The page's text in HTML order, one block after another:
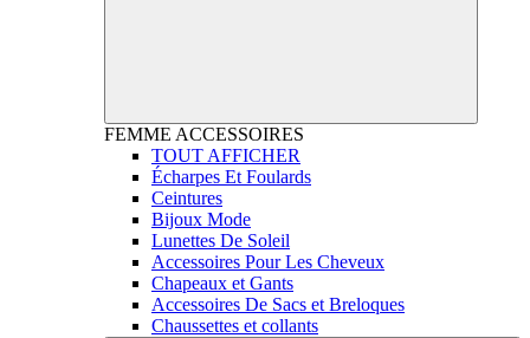
FEMME ACCESSOIRES
TOUT AFFICHER
Écharpes Et Foulards
Ceintures
Bijoux Mode
Lunettes De Soleil
Accessoires Pour Les Cheveux
Chapeaux et Gants
Accessoires De Sacs et Breloques
Chaussettes et collants